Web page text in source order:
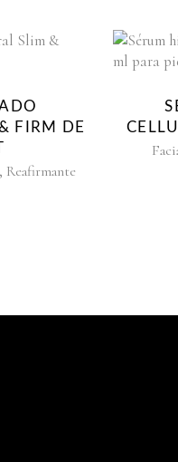
FIRM DE
, Reafirmante